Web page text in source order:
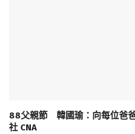
88父親節 韓國瑜：向每位爸
社 CNA